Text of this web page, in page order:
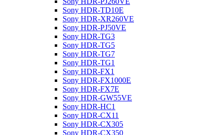
Sony HDR-TD10E
Sony HDR-XR260VE
Sony HDR-PJ50VE
Sony HDR-TG3
Sony HDR-TG5
Sony HDR-TG7
Sony HDR-TG1
Sony HDR-FX1
Sony HDR-FX1000E
Sony HDR-FX7E
Sony HDR-GW55VE
Sony HDR-HC1
Sony HDR-CX11
Sony HDR-CX305
Sony HDR-CX350